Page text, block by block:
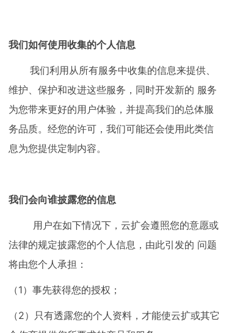
我们如何使用收集的个人信息
我们利用从所有服务中收集的信息来提供、
维护、保护和改进这些服务，同时开发新的 服务
为您带来更好的用户体验，并提高我们的总体服
务品质。经您的许可，我们可能还会使用此类信
息为您提供定制内容。
我们会向谁披露您的信息
用户在如下情况下，云扩会遵照您的意愿或
法律的规定披露您的个人信息，由此引发的 问题
将由您个人承担：
（1）事先获得您的授权；
（2）只有透露您的个人资料，才能使云扩或其它